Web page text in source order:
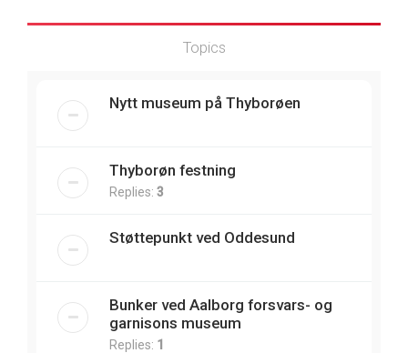
Topics
Nytt museum på Thyborøen
Thyborøn festning
Replies: 3
Støttepunkt ved Oddesund
Bunker ved Aalborg forsvars- og
garnisons museum
Replies: 1